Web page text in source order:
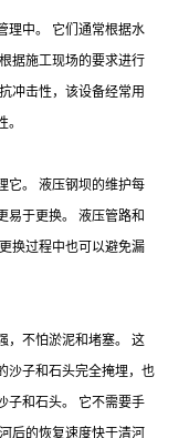
理中。 它们通常根据水
据施工现场的要求进行
冲击性，该设备经常用
它。 液压钢坝的维护每
易于更换。 液压管路和
换过程中也可以避免漏
，不怕淤泥和堵塞。 这
沙子和石头完全掩埋，也
子和石头。 它不需要手
后的恢复速度快于清河